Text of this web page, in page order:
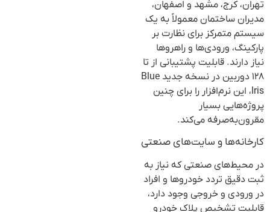
تهران، کرج، مشهد و اصفهان،
مدیران ساختمان معمولاً به یک
سیستم متمرکز برای نظارت بر
پارکینگ، ورودی‌ها و راهروها
نیاز دارند. قابلیت پشتیبانی از تا
۱۲۸ دوربین در نسخه جدید Blue
Iris، این نرم‌افزار را برای چنین
پروژه‌هایی بسیار
مقرون‌به‌صرفه می‌کند.
کارخانه‌ها و سایت‌های صنعتی
در محیط‌های صنعتی که نیاز به
ثبت دقیق تردد خودروها و افراد
در ورودی و خروجی وجود دارد،
قابلیت تشخیص پلاک خودرو